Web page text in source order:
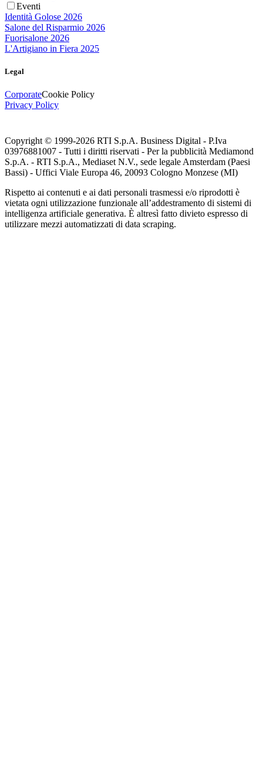
Eventi
Identità Golose 2026
Salone del Risparmio 2026
Fuorisalone 2026
L'Artigiano in Fiera 2025
Legal
CorporateCookie Policy
Privacy Policy
Copyright © 1999-2026 RTI S.p.A. Business Digital - P.Iva
03976881007 - Tutti i diritti riservati - Per la pubblicità Mediamond
S.p.A. - RTI S.p.A., Mediaset N.V., sede legale Amsterdam (Paesi
Bassi) - Uffici Viale Europa 46, 20093 Cologno Monzese (MI)
Rispetto ai contenuti e ai dati personali trasmessi e/o riprodotti è
vietata ogni utilizzazione funzionale all’addestramento di sistemi di
intelligenza artificiale generativa. È altresì fatto divieto espresso di
utilizzare mezzi automatizzati di data scraping.